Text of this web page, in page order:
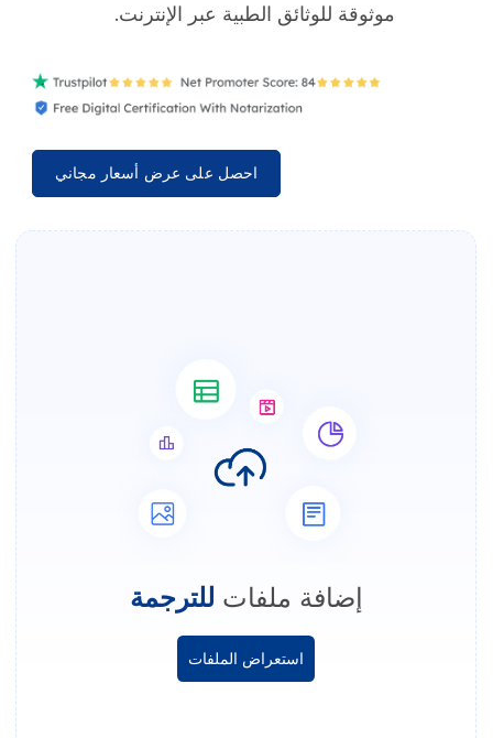
موثوقة للوثائق الطبية عبر الإنترنت.
احصل على عرض أسعار مجاني
إضافة ملفات للترجمة
استعراض الملفات